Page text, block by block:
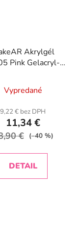
Akrylgél
Pink Gelacryl-
Vypredané
9,22 € bez DPH
11,34 €
€ (–40 %)
DETAIL